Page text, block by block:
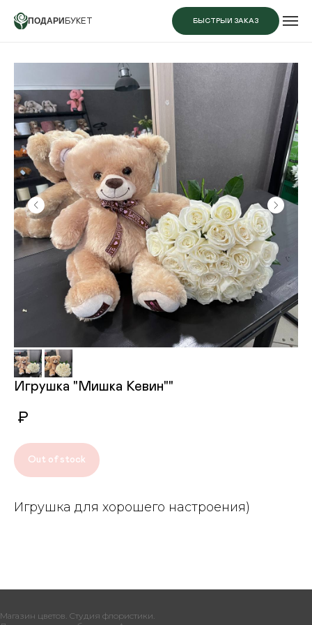
ПОДАРИ БУКЕТ БЫСТРЫЙ ЗАКАЗ
Игрушка "Мишка Кевин""
₽
Out of stock
Игрушка для хорошего настроения)
Магазин цветов. Студия флористики.